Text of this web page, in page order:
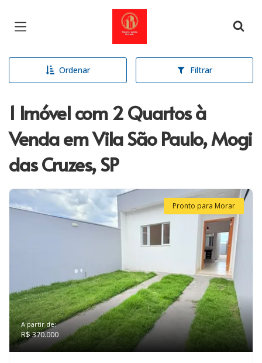
Página inicial
Ordenar Filtrar
1 Imóvel com 2 Quartos à
Venda em Vila São Paulo, Mogi
das Cruzes, SP
Pronto para Morar
A partir de:
R$ 370.000